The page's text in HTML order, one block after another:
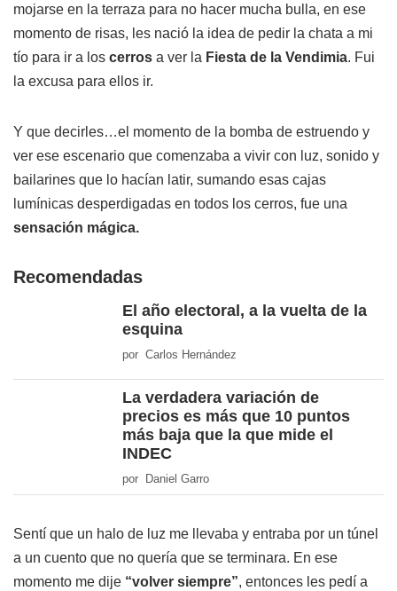
mojarse en la terraza para no hacer mucha bulla, en ese
momento de risas, les nació la idea de pedir la chata a mi
tío para ir a los cerros a ver la Fiesta de la Vendimia. Fui
la excusa para ellos ir.
Y que decirles…el momento de la bomba de estruendo y
ver ese escenario que comenzaba a vivir con luz, sonido y
bailarines que lo hacían latir, sumando esas cajas
lumínicas desperdigadas en todos los cerros, fue una
sensación mágica.
Recomendadas
El año electoral, a la vuelta de la
esquina
por Carlos Hernández
La verdadera variación de
precios es más que 10 puntos
más baja que la que mide el
INDEC
por Daniel Garro
Sentí que un halo de luz me llevaba y entraba por un túnel
a un cuento que no quería que se terminara. En ese
momento me dije “volver siempre”, entonces les pedí a